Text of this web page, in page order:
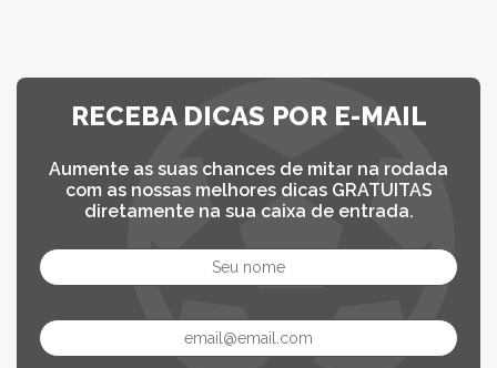
RECEBA DICAS POR E-MAIL
Aumente as suas chances de mitar na rodada
com as nossas melhores dicas GRATUITAS
diretamente na sua caixa de entrada.